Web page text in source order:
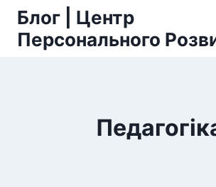
Przejdź
treści
Блог | Центр
Персонального